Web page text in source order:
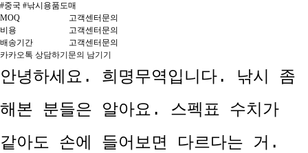
#중국 #낚시용품도매
MOQ
고객센터문의
비용
고객센터문의
배송기간
고객센터문의
카카오톡 상담하기 문의 남기기
안녕하세요. 희명무역입니다. 낚시 좀
해본 분들은 알아요. 스펙표 수치가
같아도 손에 들어보면 다르다는 거.